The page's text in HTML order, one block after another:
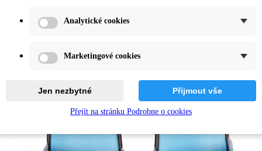
Analytické cookies
Marketingové cookies
Jen nezbytné Přijmout vše
Přejít na stránku Podrobne o cookies